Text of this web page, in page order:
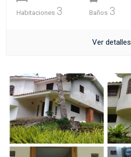
Habitaciones 3 Baños 3
Ver detalles